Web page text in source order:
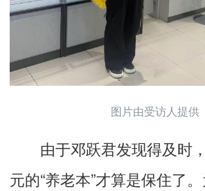
图片由受访人提供
由于邓跃君发现得及时
元的“养老本”才算是保住了